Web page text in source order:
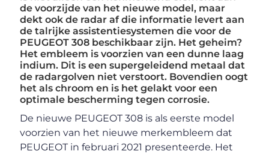
de voorzijde van het nieuwe model, maar
dekt ook de radar af die informatie levert aan
de talrijke assistentiesystemen die voor de
PEUGEOT 308 beschikbaar zijn. Het geheim?
Het embleem is voorzien van een dunne laag
indium. Dit is een supergeleidend metaal dat
de radargolven niet verstoort. Bovendien oogt
het als chroom en is het gelakt voor een
optimale bescherming tegen corrosie.
De nieuwe PEUGEOT 308 is als eerste model
voorzien van het nieuwe merkembleem dat
PEUGEOT in februari 2021 presenteerde. Het